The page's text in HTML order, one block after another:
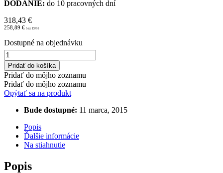
DODANIE: do 10 pracovných dní
318,43 €
258,89 €
Dostupné na objednávku
množstvo
BlueC
Pure
dusičnanová
syntetická
živica
Pridať do košíka
Pridať do môjho zoznamu
Pridať do môjho zoznamu
Opýtať sa na produkt
Bude dostupné: 11 marca, 2015
Popis
Ďalšie informácie
Na stiahnutie
Popis